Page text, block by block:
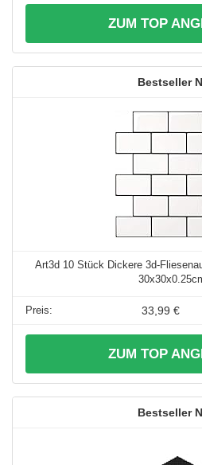
ZUM TOP
Art3d 10 Stück Dickere 3d-
33,99 €
ZUM TOP